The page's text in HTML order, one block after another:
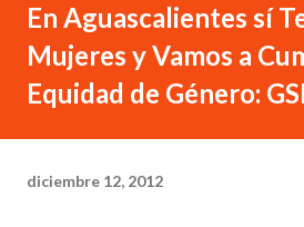
En Aguascalientes sí
Mujeres y Vamos a
Equidad de Género:
diciembre 12, 2012